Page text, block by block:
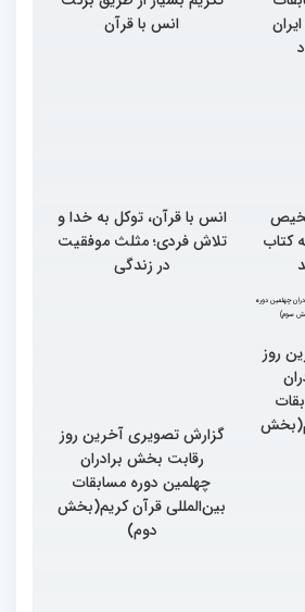
انس با قرآن
کتاب
انس با قرآن، توکل به خدا و
تلاش فردی؛ مثلث موفقیت
در زندگی
روز
گزارش تصویری آخرین روز
رقابت بخش برادران
چهلمین دوره مسابقات
بین‌المللی قرآن کریم(بخش
دوم)